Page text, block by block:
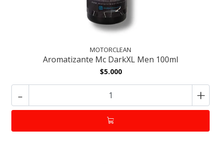
MOTORCLEAN
Aromatizante Mc DarkXL Men 100ml
$5.000
- +